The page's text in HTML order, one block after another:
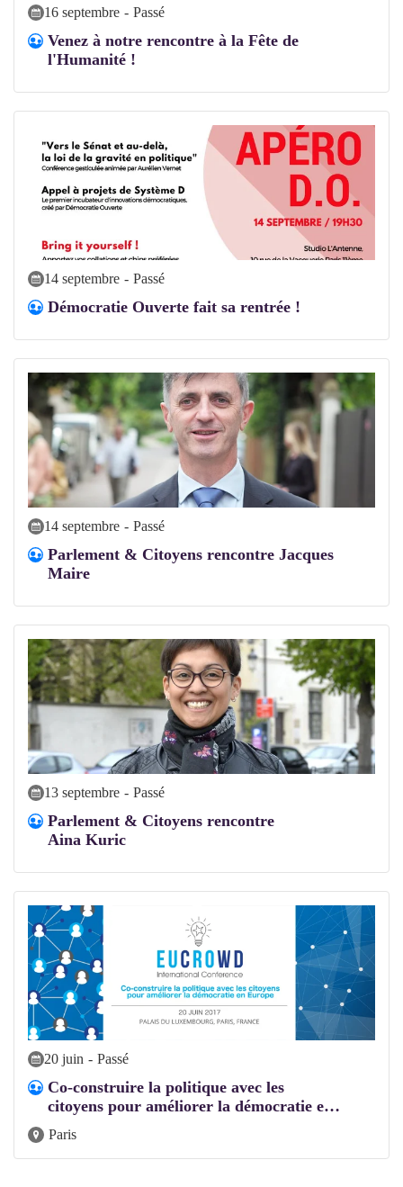
16 septembre - Passé
Venez à notre rencontre à la Fête de
l'Humanité !
14 septembre - Passé
Démocratie Ouverte fait sa rentrée !
14 septembre - Passé
Parlement & Citoyens rencontre Jacques
Maire
13 septembre - Passé
Parlement & Citoyens rencontre
Aina Kuric
20 juin - Passé
Co-construire la politique avec les
citoyens pour améliorer la démocratie e…
Paris